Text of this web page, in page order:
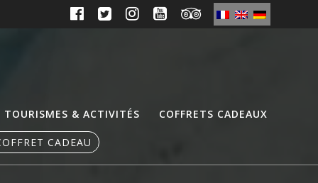
TOURISMES & ACTIVITÉS COFFRETS CADEAUX
CADEAU